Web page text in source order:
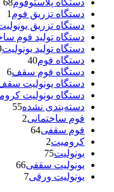
دستگاه پلاستوفوم68
دستگاه تزریق فوم 1
دستگاه تزریق
دستگاه تولید فوم
دستگاه تولید یونولیت
دستگاه فوم40
دستگاه فوم سقف6
دستگاه یونولیت
دستگاه یونولیت
دسته‌بندی نشده55
فوم ساختمانی2
فوم سقفی64
کرومیت2
یونولیت75
یونولیت سقفی66
یونولیت ورقی7